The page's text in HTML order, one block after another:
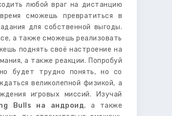
любой враг на дистанцию
сможешь превратиться в
для собственной выгоды.
а также сможешь реализовать
поднять своё настроение на
а также реакции. Попробуй
будет трудно понять, но со
великолепной физикой, а
игровых миссий. Изучай
Bulls на андроид, а также